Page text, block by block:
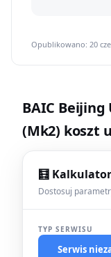
Opublikowano: 20
BAIC Beijing
(Mk2) koszt
🧮
Dostosuj
TYP SERWISU
Serwis